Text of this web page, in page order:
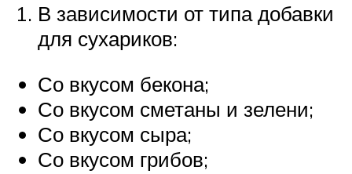
В зависимости от типа добавки
для сухариков:
Со вкусом бекона;
Со вкусом сметаны и зелени;
Со вкусом сыра;
Со вкусом грибов;